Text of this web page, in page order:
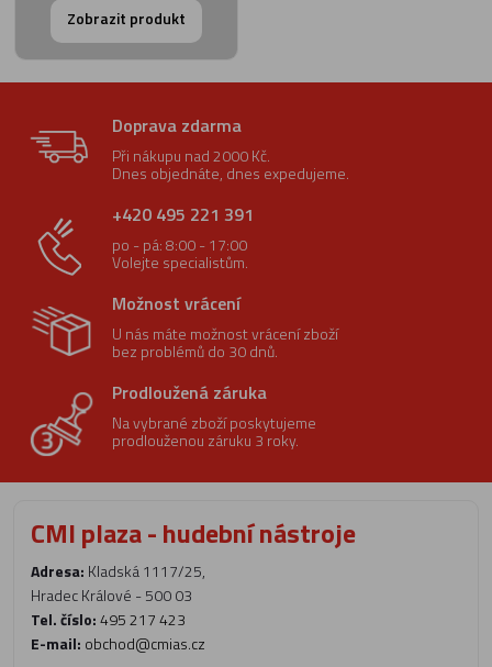
Zobrazit produkt
Doprava zdarma
Při nákupu nad 2000 Kč.
Dnes objednáte, dnes expedujeme.
+420 495 221 391
po - pá: 8:00 - 17:00
Volejte specialistům.
Možnost vrácení
U nás máte možnost vrácení zboží
bez problémů do 30 dnů.
Prodloužená záruka
Na vybrané zboží poskytujeme
prodlouženou záruku 3 roky.
CMI plaza - hudební nástroje
Adresa: Kladská 1117/25,
Hradec Králové - 500 03
Tel. číslo:495 217 423
E-mail: obchod@cmias.cz